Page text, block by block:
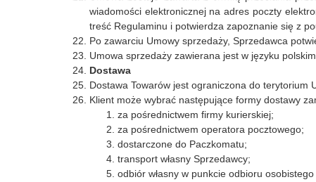
wiadomości elektronicznej na adres poczty
treść Regulaminu i potwierdza zapoznanie się z
Po zawarciu Umowy sprzedaży, Sprzedawca
Umowa sprzedaży zawierana jest w języku
Dostawa
Dostawa Towarów jest ograniczona do terytorium
Klient może wybrać następujące formy dostawy
za pośrednictwem firmy kurierskiej;
za pośrednictwem operatora pocztowego;
dostarczone do Paczkomatu;
transport własny Sprzedawcy;
odbiór własny w punkcie odbioru osobistego